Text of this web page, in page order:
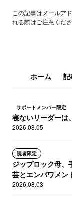
この記事はメールア
れる際はご注意くださ
ホーム
サポートメンバー限定
寝ないリーダーは
2026.08.05
読者限定
ジップロック母
芸とエンパワメン
2026.08.03